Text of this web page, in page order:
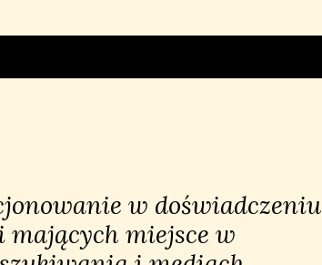
w doświadczeniu
miejsce w